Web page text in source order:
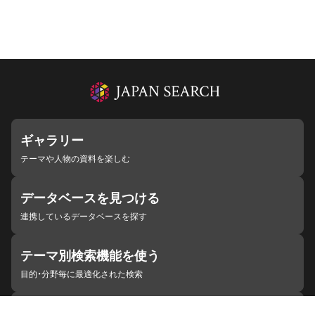
ギャラリー
テーマや人物の資料を楽しむ
データベースを見つける
連携しているデータベースを探す
テーマ別検索機能を使う
目的・分野毎に最適化された検索